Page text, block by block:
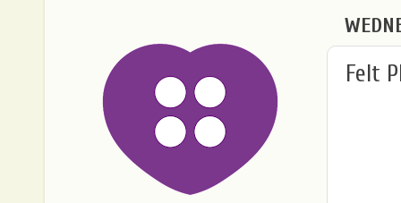
Felt